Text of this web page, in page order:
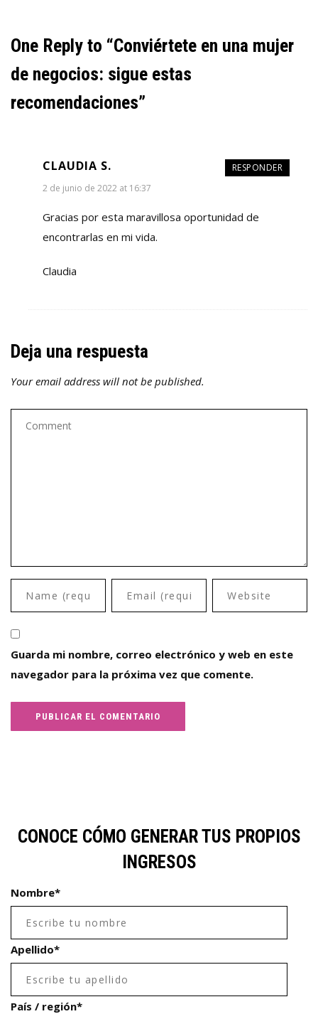
One Reply to “Conviértete en una mujer
de negocios: sigue estas
recomendaciones”
RESPONDER
CLAUDIA S.
2 de junio de 2022 at 16:37
Gracias por esta maravillosa oportunidad de
encontrarlas en mi vida.
Claudia
Deja una respuesta
Your email address will not be published.
Guarda mi nombre, correo electrónico y web en este
navegador para la próxima vez que comente.
CONOCE CÓMO GENERAR TUS PROPIOS
INGRESOS
Nombre*
Apellido*
País / región*